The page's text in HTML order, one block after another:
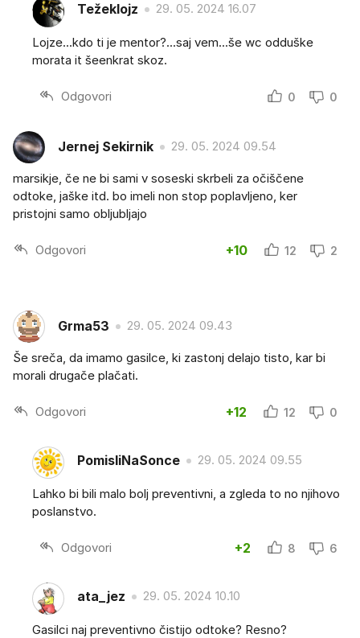
Težeklojz 29. 05. 2024 16.07
Lojze...kdo ti je mentor?...saj vem...še wc odduške
morata it šeenkrat skoz.
Odgovori 0 0
Jernej Sekirnik 29. 05. 2024 09.54
marsikje, če ne bi sami v soseski skrbeli za očiščene
odtoke, jaške itd. bo imeli non stop poplavljeno, ker
pristojni samo obljubljajo
Odgovori +10 12 2
Grma53 29. 05. 2024 09.43
Še sreča, da imamo gasilce, ki zastonj delajo tisto, kar bi
morali drugače plačati.
Odgovori +12 12 0
PomisliNaSonce 29. 05. 2024 09.55
Lahko bi bili malo bolj preventivni, a zgleda to no njihovo
poslanstvo.
Odgovori +2 8 6
ata_jez 29. 05. 2024 10.10
Gasilci naj preventivno čistijo odtoke? Resno?